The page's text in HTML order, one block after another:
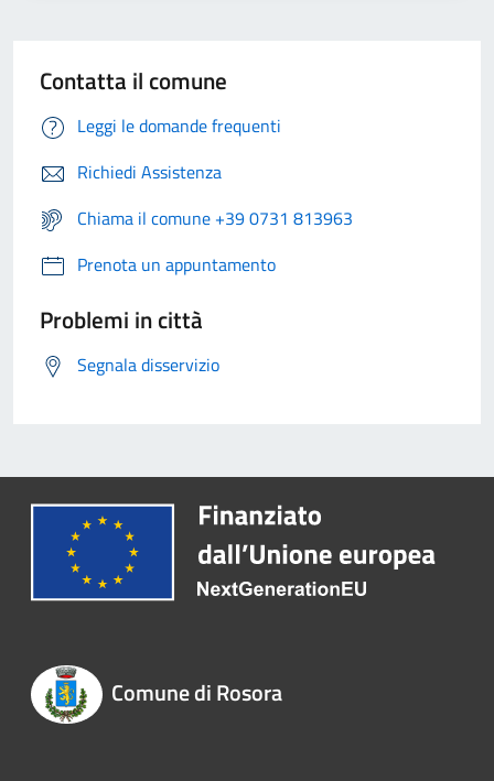
Contatta il comune
Leggi le domande frequenti
Richiedi Assistenza
Chiama il comune +39 0731 813963
Prenota un appuntamento
Problemi in città
Segnala disservizio
Comune di Rosora